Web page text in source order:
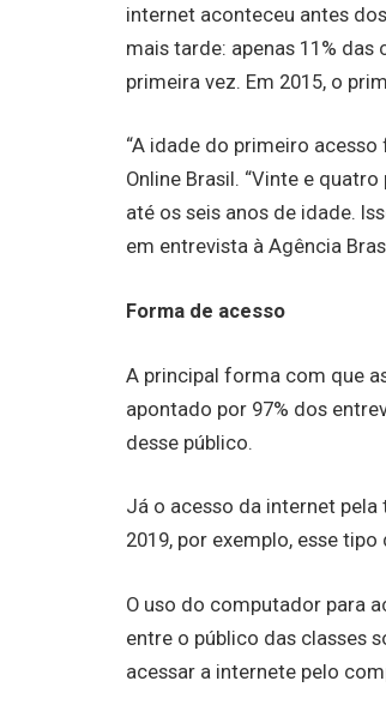
internet aconteceu antes
mais tarde: apenas 11%
primeira vez. Em 2015, o
“A idade do primeiro
Online Brasil. “Vinte e
até os seis anos de idade.
em entrevista à Agência
Forma de acesso
A principal forma com que
apontado por 97% dos
desse público.
Já o acesso da internet pela
2019, por exemplo, esse
O uso do computador para
entre o público das classes
acessar a internete pelo